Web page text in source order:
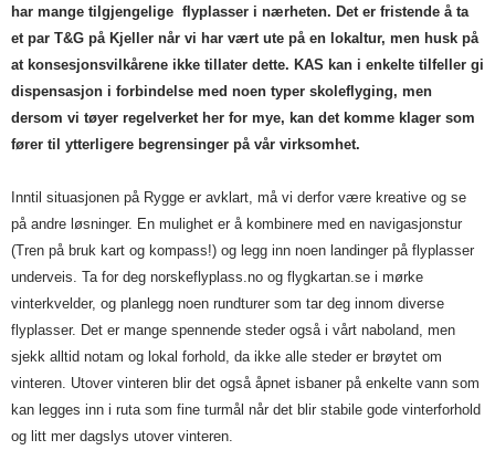
har mange tilgjengelige flyplasser i nærheten. Det er fristende å ta
et par T&G på Kjeller når vi har vært ute på en lokaltur, men husk på
at konsesjonsvilkårene ikke tillater dette. KAS kan i enkelte tilfeller gi
dispensasjon i forbindelse med noen typer skoleflyging, men
dersom vi tøyer regelverket her for mye, kan det komme klager som
fører til ytterligere begrensinger på vår virksomhet.
Inntil situasjonen på Rygge er avklart, må vi derfor være kreative og se
på andre løsninger. En mulighet er å kombinere med en navigasjonstur
(Tren på bruk kart og kompass!) og legg inn noen landinger på flyplasser
underveis. Ta for deg norskeflyplass.no og flygkartan.se i mørke
vinterkvelder, og planlegg noen rundturer som tar deg innom diverse
flyplasser. Det er mange spennende steder også i vårt naboland, men
sjekk alltid notam og lokal forhold, da ikke alle steder er brøytet om
vinteren. Utover vinteren blir det også åpnet isbaner på enkelte vann som
kan legges inn i ruta som fine turmål når det blir stabile gode vinterforhold
og litt mer dagslys utover vinteren.